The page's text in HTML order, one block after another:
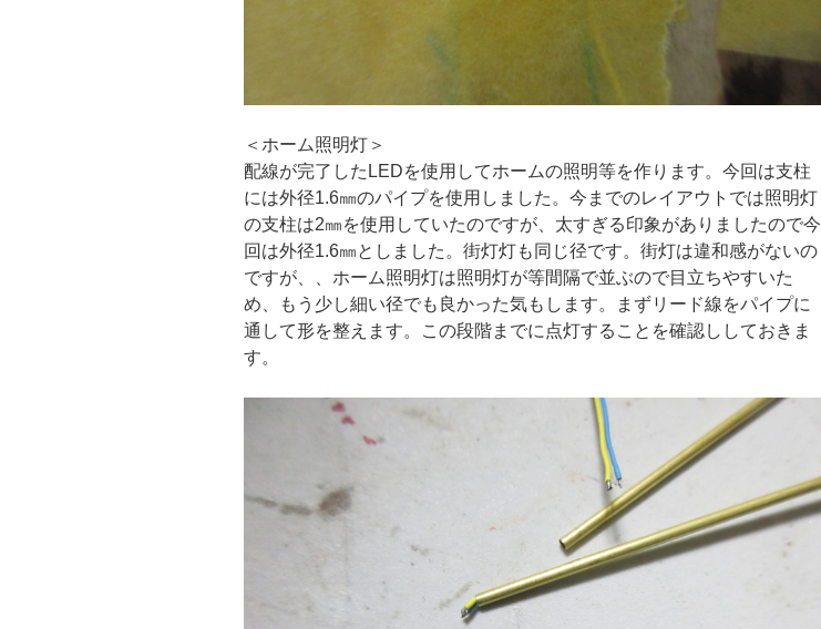
＜ホーム照明灯＞
配線が完了したLEDを使用してホームの照明等を作ります。今回は支柱
には外径1.6㎜のパイプを使用しました。今までのレイアウトでは照明灯
の支柱は2㎜を使用していたのですが、太すぎる印象がありましたので今
回は外径1.6㎜としました。街灯灯も同じ径です。街灯は違和感がないの
ですが、、ホーム照明灯は照明灯が等間隔で並ぶので目立ちやすいた
め、もう少し細い径でも良かった気もします。まずリード線をパイプに
通して形を整えます。この段階までに点灯することを確認ししておきま
す。